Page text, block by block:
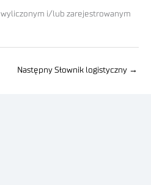
i/lub zarejestrowanym
Następny Słownik logistyczny →